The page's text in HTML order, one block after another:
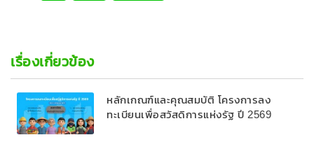
เรื่องเกี่ยวข้อง
หลักเกณฑ์และคุณสมบัติ โครงการลง
ทะเบียนเพื่อสวัสดิการแห่งรัฐ ปี 2569